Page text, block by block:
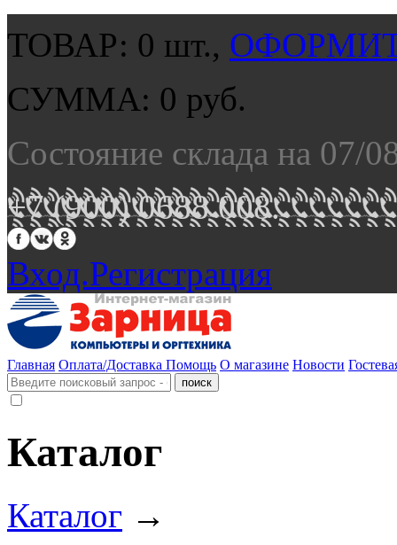
ТОВАР: 0 шт.,
СУММА: 0 руб.
Состояние склада на 07/
+7 (900) 0688 008.
Вход.Регистрация
Главная Оплата/Доставка Помощь О магазине Новости
Каталог
Каталог →